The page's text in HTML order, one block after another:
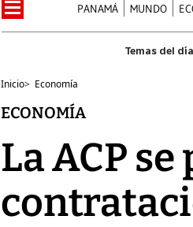
PANAMÁ MUNDO
Inicio> Economía
ECONOMÍA
La ACP